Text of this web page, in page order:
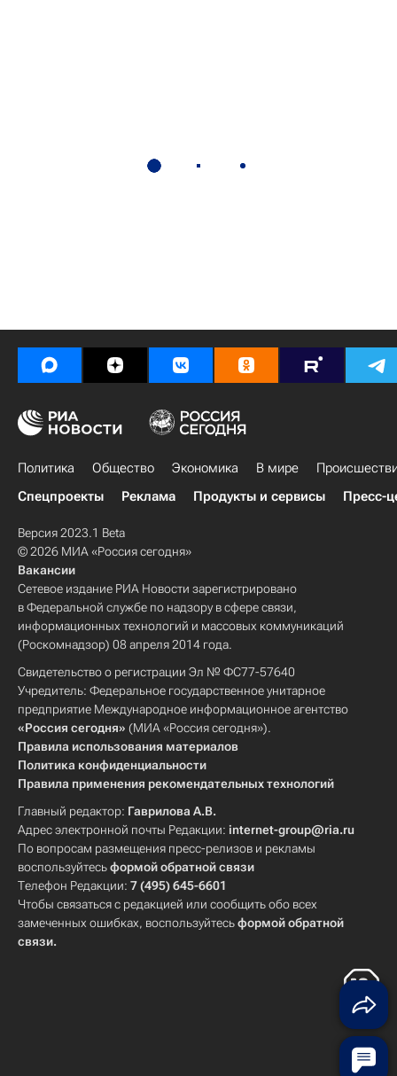
Политика Общество Экономика В мире
Спецпроекты
Реклама Продукты и сервисы Пресс-
Версия 2023.1 Beta
© 2026 МИА «Россия сегодня»
Вакансии
Сетевое издание РИА Новости зарегистрировано
в Федеральной службе по надзору в сфере связи,
информационных технологий и массовых коммуникаций
(Роскомнадзор) 08 апреля 2014 года.
Свидетельство о регистрации Эл № ФС77-57640
Учредитель: Федеральное государственное унитарное
предприятие Международное информационное агентство
«Россия сегодня» (МИА «Россия сегодня»).
Правила использования материалов
Политика конфиденциальности
Правила применения рекомендательных технологий
Главный редактор: Гаврилова А.В.
Адрес электронной почты Редакции: internet-group@ria.ru
По вопросам размещения пресс-релизов и рекламы
воспользуйтесьформой обратной связи
Телефон Редакции: 7 (495) 645-6601
Чтобы связаться с редакцией или сообщить обо всех
замеченных ошибках, воспользуйтесьформой обратной
связи.